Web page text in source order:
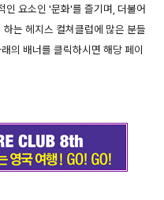
인 요소인 '문화'를 즐기며, 더불어
는 헤지스 컬쳐클럽에 많은 분들
의 배너를 클릭하시면 해당 페이